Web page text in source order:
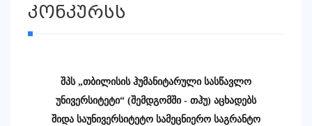
კონკურსს
შპს „თბილისის ჰუმანიტარული სასწავლო
უნივერსიტეტი“ (შემდგომში - თჰუ) აცხადებს
შიდა საუნივერსიტეტო სამეცნიერო საგრანტო